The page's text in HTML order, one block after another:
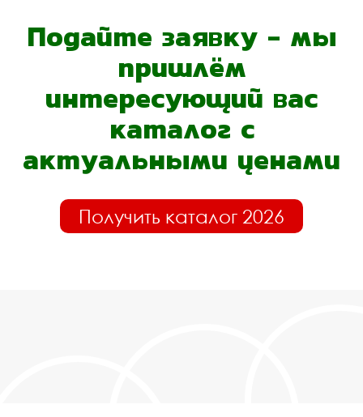
Подайте заявку - мы
пришлём
интересующий вас
каталог с
актуальными ценами
Получить каталог 2026